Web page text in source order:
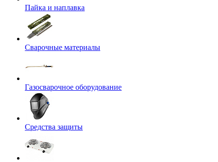
Пайка и наплавка
Сварочные материалы
Газосварочное оборудование
Средства защиты